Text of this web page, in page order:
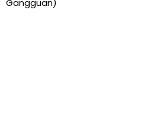
Gangguan)